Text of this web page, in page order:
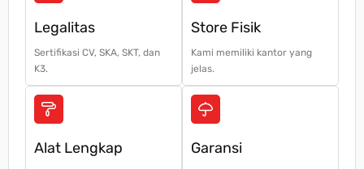
Legalitas
Sertifikasi CV, SKA, SKT, dan
K3.
Store Fisik
Kami memiliki kantor yang
jelas.
Alat Lengkap Garansi